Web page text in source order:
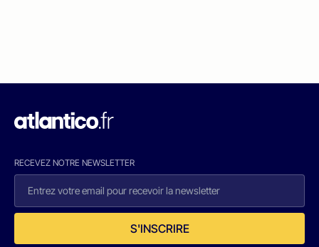
RECEVEZ NOTRE NEWSLETTER
S'INSCRIRE